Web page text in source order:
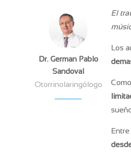
Dr. German Pablo
Sandoval
Otorrinolaringólogo
El
Los
Entre